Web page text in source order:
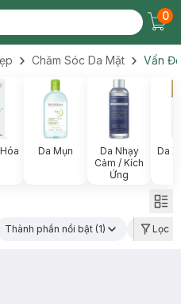
0
Chăm Sóc Da Mặt Vấn
Da Mụn
Da Nhạy
Cảm / Kích
Ứng
Da
Thành phần nổi bật (1) Loại da
Lọc